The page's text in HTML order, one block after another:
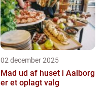
02 december 2025
Mad ud af huset i Aalborg
er et oplagt valg